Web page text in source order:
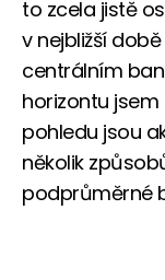
to zcela jistě
v nejbližší
centrálním
horizontu jsem
pohledu jsou
několik
podprůměrné